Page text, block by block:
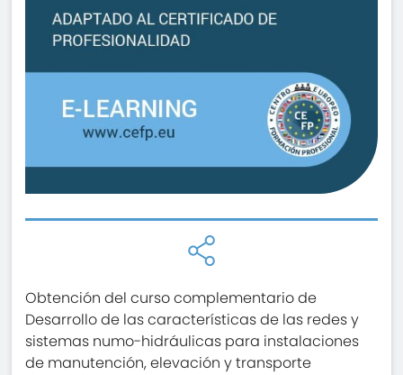
Obtención del curso complementario de
Desarrollo de las características de las redes y
sistemas numo-hidráulicas para instalaciones
de manutención, elevación y transporte